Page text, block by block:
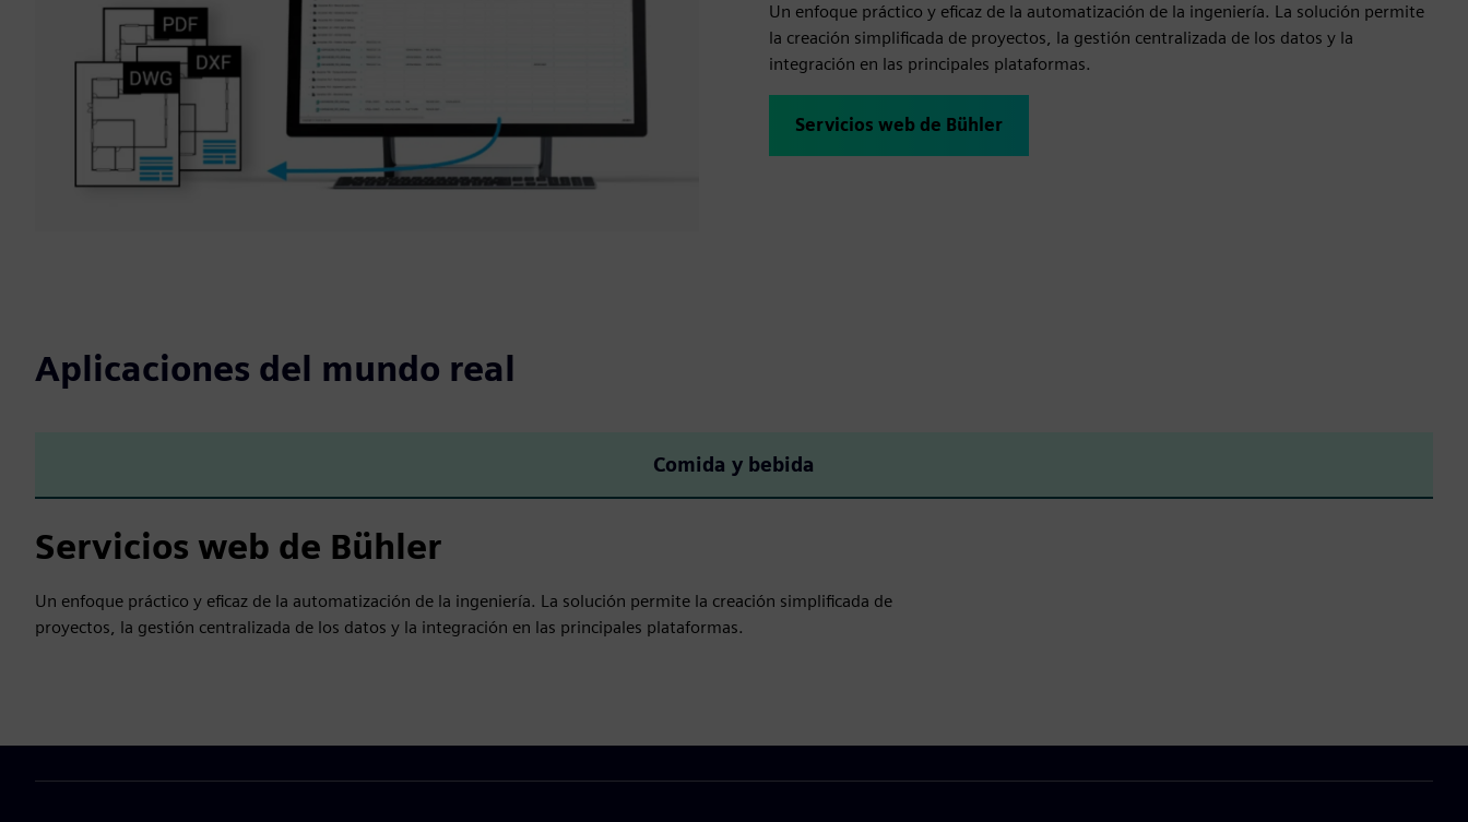
Un enfoque práctico y eficaz de la automatización de la ingeniería. La solución permite
la creación simplificada de proyectos, la gestión centralizada de los datos y la
integración en las principales plataformas.
Servicios web de Bühler
Aplicaciones del mundo real
Comida y bebida
Servicios web de Bühler
Un enfoque práctico y eficaz de la automatización de la ingeniería. La solución permite la creación simplificada de
proyectos, la gestión centralizada de los datos y la integración en las principales plataformas.